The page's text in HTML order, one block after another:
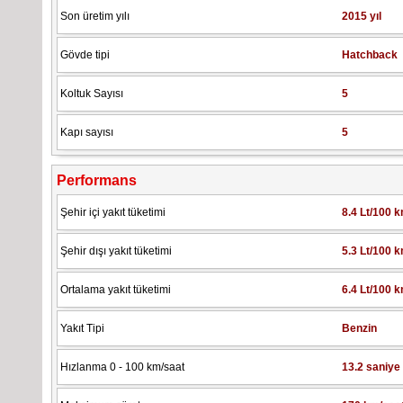
Son üretim yılı 2015 yıl
Gövde tipi Hatchback
Koltuk Sayısı 5
Kapı sayısı 5
Performans
Şehir içi yakıt tüketimi 8.4 Lt/100
Şehir dışı yakıt tüketimi 5.3 Lt/100
Ortalama yakıt tüketimi 6.4 Lt/100
Yakıt Tipi Benzin
Hızlanma 0 - 100 km/saat 13.2 saniye